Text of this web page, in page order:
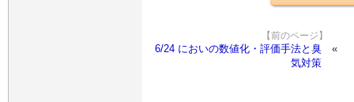
【前のページ】
6/24 においの数値化・評価手法と臭
気対策